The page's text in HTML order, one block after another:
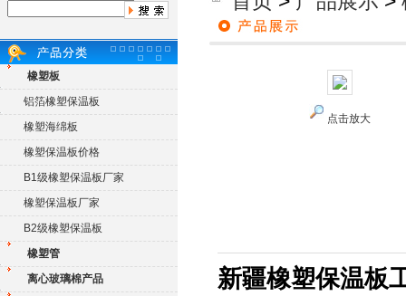
橡塑板
铝箔橡塑保温板
橡塑海绵板
橡塑保温板价格
B1级橡塑保温板厂家
橡塑保温板厂家
B2级橡塑保温板
橡塑管
离心玻璃棉产品
点击放大
新疆橡塑保温板